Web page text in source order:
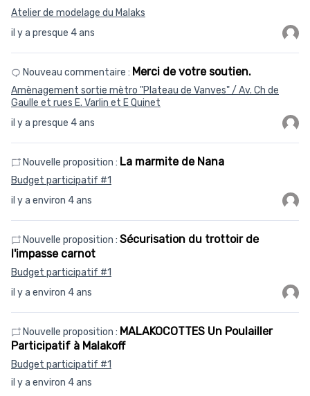
il y a presque 4 ans
Atelier de modelage du Malaks
il y a presque 4 ans
Nouveau commentaire : Merci de votre soutien.
Amènagement sortie mètro "Plateau de Vanves" / Av. Ch de
Gaulle et rues E. Varlin et E Quinet
il y a environ 4 ans
Nouvelle proposition : La marmite de Nana
Budget participatif #1
il y a environ 4 ans
Nouvelle proposition : Sécurisation du trottoir de
l'impasse carnot
Budget participatif #1
il y a environ 4 ans
Nouvelle proposition : MALAKOCOTTES Un Poulailler
Participatif à Malakoff
Budget participatif #1